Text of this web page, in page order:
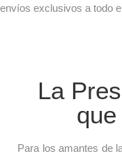
envíos exclusivos a todo
La
Para los amantes de